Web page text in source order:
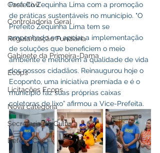
Casa Civil
Controladoria Geral
Regularização Fundiária
Gabinete da Primeira-Dama
Ecops
Licitações Ecops
Nova categoria
Secretaria de Cultura
Defesa Civil
Prefeito Zequinha Lima com a promoção
de práticas sustentáveis no município. "O
Prefeito Zequinha Lima tem se
empenhado em apoiar a implementação
de soluções que beneficiem o meio
ambiente e melhorem a qualidade de vida
dos nossos cidadãos. Reinaugurou hoje o
Ecoponto, uma iniciativa premiada e é o
município faz suas próprias caixas
coletoras de lixo” afirmou a Vice-Prefeita.